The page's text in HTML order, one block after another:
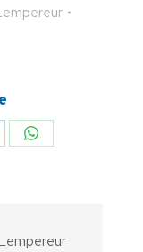
Partager